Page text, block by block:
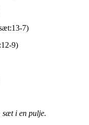
7)
9)
sæt i en pulje.